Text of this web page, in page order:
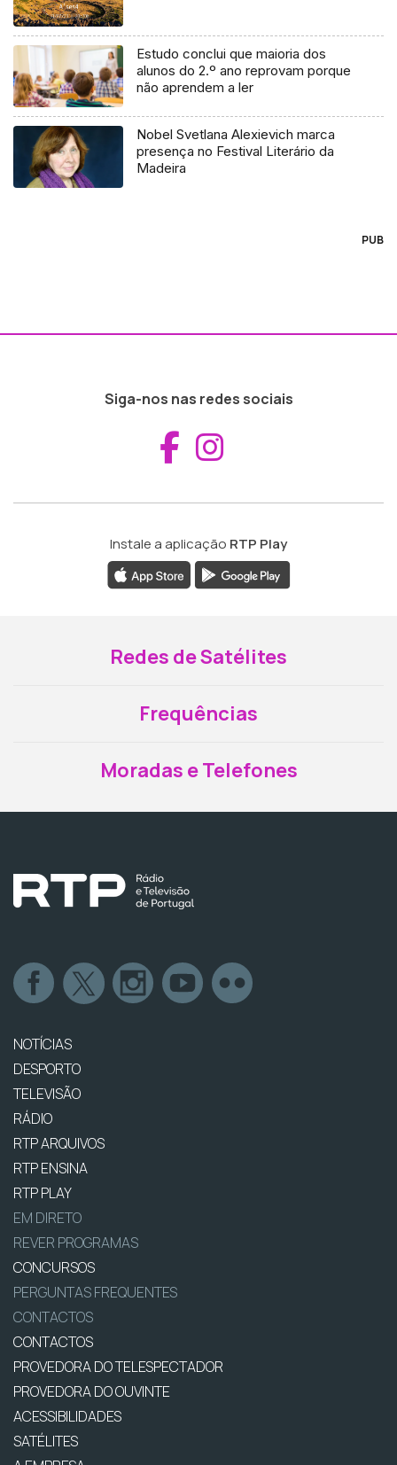
Estudo conclui que maioria dos
alunos do 2.º ano reprovam porque
não aprendem a ler
Nobel Svetlana Alexievich marca
presença no Festival Literário da
Madeira
PUB
Siga-nos nas redes sociais
Aceder ao
Instale a aplicação RTP Play
Redes de Satélites
Frequências
Moradas e Telefones
NOTÍCIAS
DESPORTO
TELEVISÃO
RÁDIO
RTP ARQUIVOS
RTP ENSINA
RTP PLAY
EM DIRETO
REVER PROGRAMAS
CONCURSOS
PERGUNTAS FREQUENTES
CONTACTOS
CONTACTOS
PROVEDORA DO TELESPECTADOR
PROVEDORA DO OUVINTE
ACESSIBILIDADES
SATÉLITES